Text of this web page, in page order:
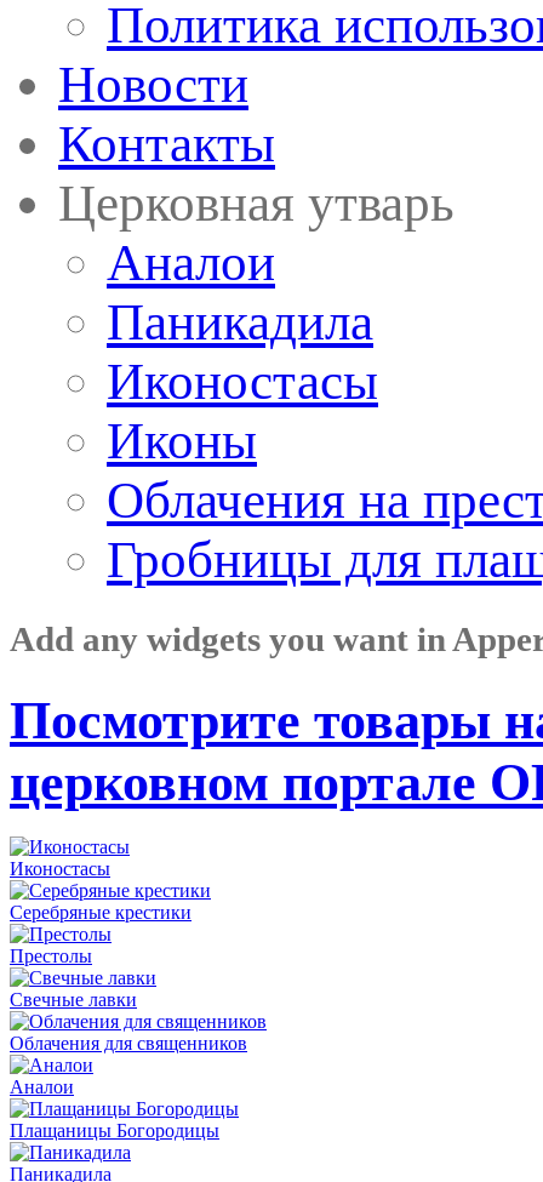
Политика
Новости
Контакты
Церковная утварь
Аналои
Паникадила
Иконостасы
Иконы
Облачения на
Гробницы для
Add any widgets you want in
Посмотрите товары
церковном портале
Иконостасы
Серебряные крестики
Престолы
Свечные лавки
Облачения для священников
Аналои
Плащаницы Богородицы
Паникадила